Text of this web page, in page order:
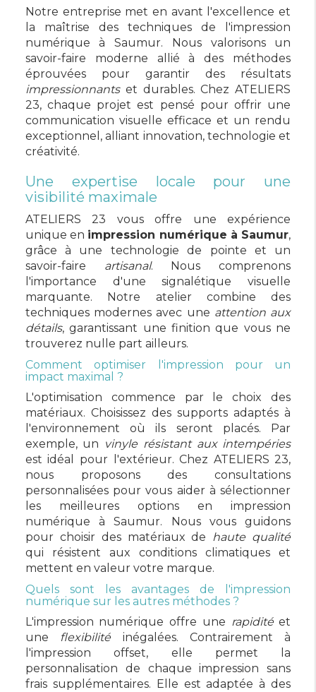
Notre entreprise met en avant l'excellence et
la maîtrise des techniques de l'impression
numérique à Saumur. Nous valorisons un
savoir-faire moderne allié à des méthodes
éprouvées pour garantir des résultats
impressionnantset durables. Chez ATELIERS
23, chaque projet est pensé pour offrir une
communication visuelle efficace et un rendu
exceptionnel, alliant innovation, technologie et
créativité.
Une expertise locale pour une
visibilité maximale
ATELIERS 23 vous offre une expérience
unique en impression numérique à Saumur,
grâce à une technologie de pointe et un
savoir-faire artisanal. Nous comprenons
l'importance d'une signalétique visuelle
marquante. Notre atelier combine des
techniques modernes avec une attention aux
détails, garantissant une finition que vous ne
trouverez nulle part ailleurs.
Comment optimiser l'impression pour un
impact maximal ?
L'optimisation commence par le choix des
matériaux. Choisissez des supports adaptés à
l'environnement où ils seront placés. Par
exemple, un vinyle résistant aux intempéries
est idéal pour l'extérieur. Chez ATELIERS 23,
nous proposons des consultations
personnalisées pour vous aider à sélectionner
les meilleures options en impression
numérique à Saumur. Nous vous guidons
pour choisir des matériaux de haute qualité
qui résistent aux conditions climatiques et
mettent en valeur votre marque.
Quels sont les avantages de l'impression
numérique sur les autres méthodes ?
L'impression numérique offre une rapiditéet
une flexibilité inégalées. Contrairement à
l'impression offset, elle permet la
personnalisation de chaque impression sans
frais supplémentaires. Elle est adaptée à des